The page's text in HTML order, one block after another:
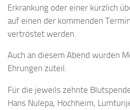
Erkrankung oder einer kürzlich
auf einen der kommenden
vertröstet werden.
Auch an diesem Abend wurden
Ehrungen zuteil.
Für die jeweils zehnte
Hans Nulepa, Hochheim,